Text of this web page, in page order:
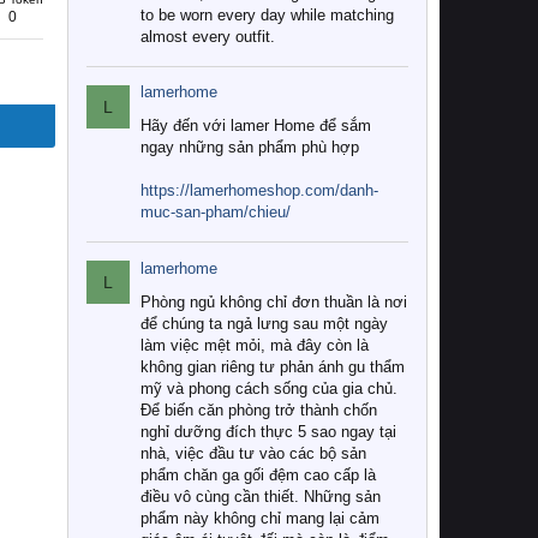
0
to be worn every day while matching
almost every outfit.
L
lamerhome
Hãy đến với lamer Home để sắm
ngay những sản phẩm phù hợp
https://lamerhomeshop.com/danh-
muc-san-pham/chieu/
L
lamerhome
Phòng ngủ không chỉ đơn thuần là nơi
để chúng ta ngả lưng sau một ngày
làm việc mệt mỏi, mà đây còn là
không gian riêng tư phản ánh gu thẩm
mỹ và phong cách sống của gia chủ.
Để biến căn phòng trở thành chốn
nghỉ dưỡng đích thực 5 sao ngay tại
nhà, việc đầu tư vào các bộ sản
phẩm chăn ga gối đệm cao cấp là
điều vô cùng cần thiết. Những sản
phẩm này không chỉ mang lại cảm